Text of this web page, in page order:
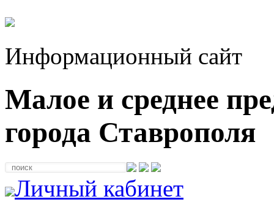
Информационный сайт
Малое и среднее
города Ставрополя
Личный кабинет